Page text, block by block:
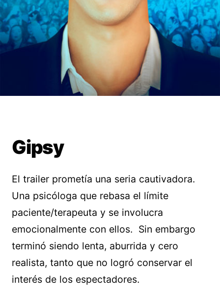
Gipsy
El trailer prometía una seria cautivadora.
Una psicóloga que rebasa el límite
paciente/terapeuta y se involucra
emocionalmente con ellos. Sin embargo
terminó siendo lenta, aburrida y cero
realista, tanto que no logró conservar el
interés de los espectadores.